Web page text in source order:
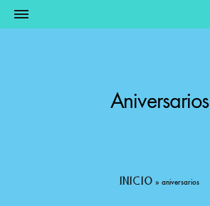
Aniversarios
inicio »aniversarios